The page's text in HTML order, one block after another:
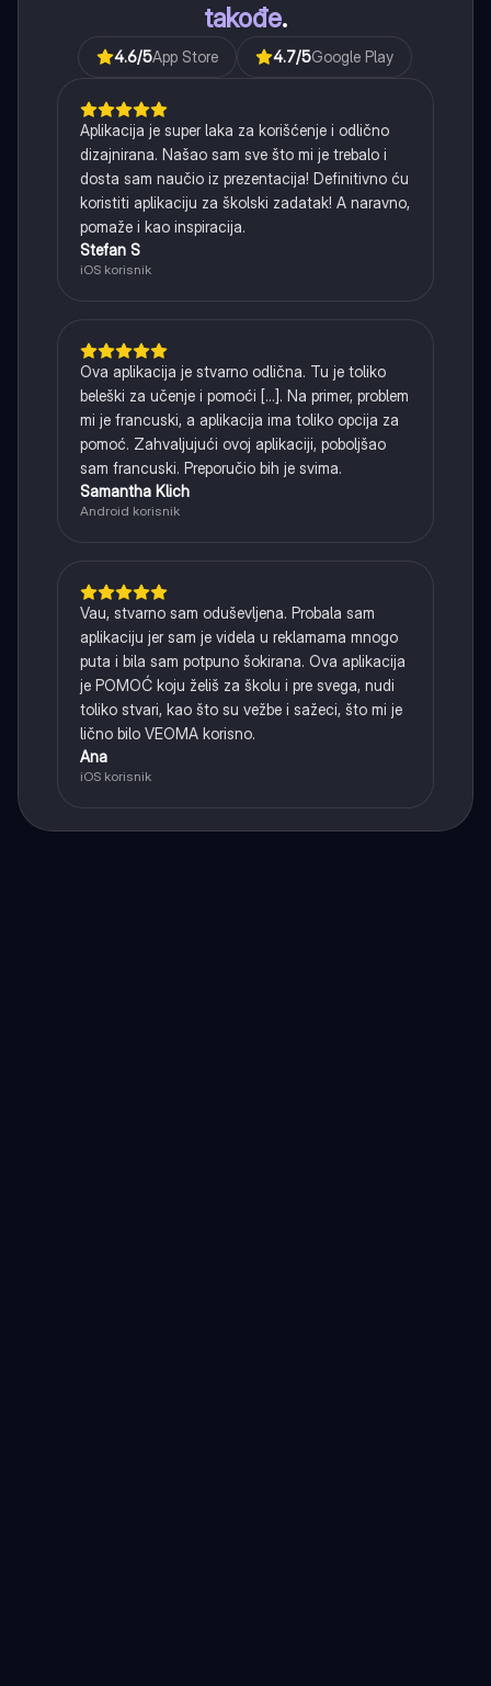
takođe.
4.6/5App Store 4.7/5Google Play
Aplikacija je super laka za korišćenje i odlično
dizajnirana. Našao sam sve što mi je trebalo i
dosta sam naučio iz prezentacija! Definitivno ću
koristiti aplikaciju za školski zadatak! A naravno,
pomaže i kao inspiracija.
Stefan S
iOS korisnik
Ova aplikacija je stvarno odlična. Tu je toliko
beleški za učenje i pomoći [...]. Na primer, problem
mi je francuski, a aplikacija ima toliko opcija za
pomoć. Zahvaljujući ovoj aplikaciji, poboljšao
sam francuski. Preporučio bih je svima.
Samantha Klich
Android korisnik
Vau, stvarno sam oduševljena. Probala sam
aplikaciju jer sam je videla u reklamama mnogo
puta i bila sam potpuno šokirana. Ova aplikacija
je POMOĆ koju želiš za školu i pre svega, nudi
toliko stvari, kao što su vežbe i sažeci, što mi je
lično bilo VEOMA korisno.
Ana
iOS korisnik